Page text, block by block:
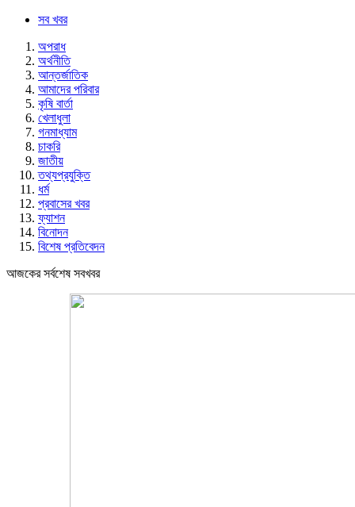
সব খবর
অপরাধ
অর্থনীতি
আন্তর্জাতিক
আমাদের পরিবার
কৃষি বার্তা
খেলাধুলা
গনমাধ্যাম
চাকরি
জাতীয়
তথ্যপ্রযুক্তি
ধর্ম
প্রবাসের খবর
ফ্যাশন
বিনোদন
বিশেষ প্রতিবেদন
আজকের সর্বশেষ সবখবর